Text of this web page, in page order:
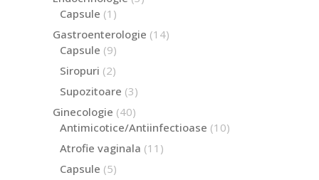
Capsule 1 1
Gastroenterologie 1414
Capsule 99
Siropuri 22
Supozitoare 33
Ginecologie 4040
de
Antimicotice/Antiinfectioase 1010
Atrofie vaginala 11 11
Capsule 55